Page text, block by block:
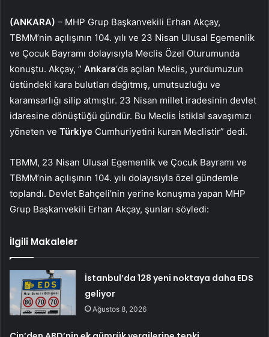
(ANKARA) – MHP Grup Başkanvekili Erhan Akçay,
TBMM’nin açılışının 104. yılı ve 23 Nisan Ulusal Egemenlik
ve Çocuk Bayramı dolayısıyla Meclis Özel Oturumunda
konuştu. Akçay, ” Ankara‘da açılan Meclis, yurdumuzun
üstündeki kara bulutları dağıtmış, umutsuzluğu ve
karamsarlığı silip atmıştır. 23 Nisan millet iradesinin devlet
idaresine dönüştüğü gündür. Bu Meclis İstiklal savaşımızı
yöneten ve Türkiye Cumhuriyetini kuran Meclistir” dedi.
TBMM, 23 Nisan Ulusal Egemenlik ve Çocuk Bayramı ve
TBMM’nin açılışının 104. yılı dolayısıyla özel gündemle
toplandı. Devlet Bahçeli’nin yerine konuşma yapan MHP
Grup Başkanvekili Erhan Akçay, şunları söyledi:
İlgili Makaleler
İstanbul’da 128 yeni noktaya daha EDS
geliyor
Ağustos 8, 2026